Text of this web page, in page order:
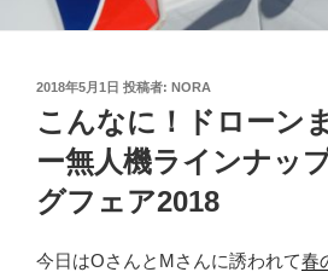
投
日:
2018年5月1日 投稿者: NORA
こんなに！ドローン
ー無人機ラインナッ
グフェア2018
今日はOさんとMさんに誘われて春